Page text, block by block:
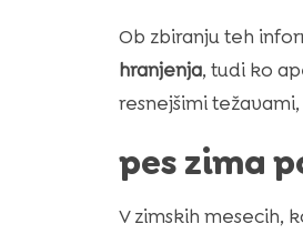
Ob zbiranju teh
hranjenja, tudi ko
resnejšimi
pes zima
V zimskih mesecih,